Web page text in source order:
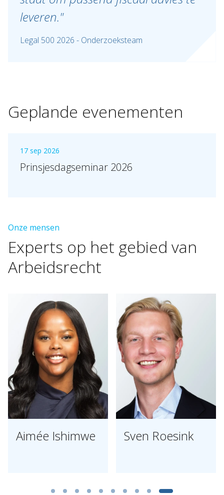
leveren."
Legal 500 2026 - Onderzoeksteam
Geplande evenementen
17 sep 2026
Prinsjesdagseminar 2026
Onze mensen
Experts op het gebied van
Arbeidsrecht
Aimée Ishimwe Sven Roesink